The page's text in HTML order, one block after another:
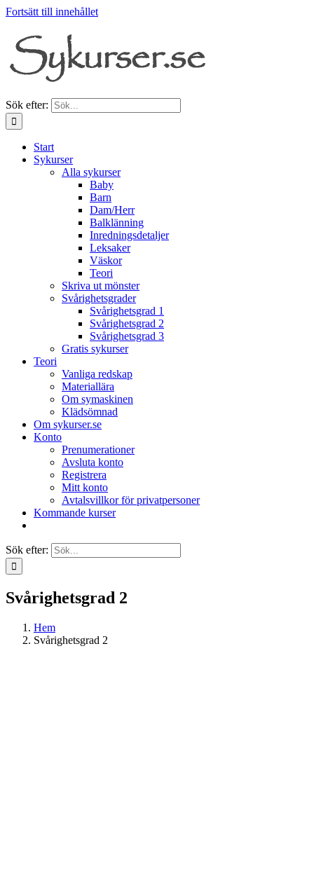
Fortsätt till innehållet
Sök efter:
Start
Sykurser
Alla sykurser
Baby
Barn
Dam/Herr
Balklänning
Inredningsdetaljer
Leksaker
Väskor
Teori
Skriva ut mönster
Svårighetsgrader
Svårighetsgrad 1
Svårighetsgrad 2
Svårighetsgrad 3
Gratis sykurser
Teori
Vanliga redskap
Materiallära
Om symaskinen
Klädsömnad
Om sykurser.se
Konto
Prenumerationer
Avsluta konto
Registrera
Mitt konto
Avtalsvillkor för privatpersoner
Kommande kurser
Sök efter:
Svårighetsgrad 2
Hem
Svårighetsgrad 2